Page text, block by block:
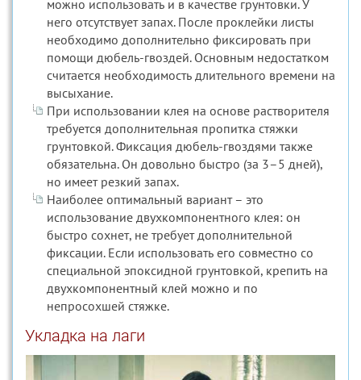
можно использовать и в качестве грунтовки. У
него отсутствует запах. После проклейки листы
необходимо дополнительно фиксировать при
помощи дюбель-гвоздей. Основным недостатком
считается необходимость длительного времени на
высыхание.
При использовании клея на основе растворителя
требуется дополнительная пропитка стяжки
грунтовкой. Фиксация дюбель-гвоздями также
обязательна. Он довольно быстро (за 3–5 дней),
но имеет резкий запах.
Наиболее оптимальный вариант – это
использование двухкомпонентного клея: он
быстро сохнет, не требует дополнительной
фиксации. Если использовать его совместно со
специальной эпоксидной грунтовкой, крепить на
двухкомпонентный клей можно и по
непросохшей стяжке.
Укладка на лаги